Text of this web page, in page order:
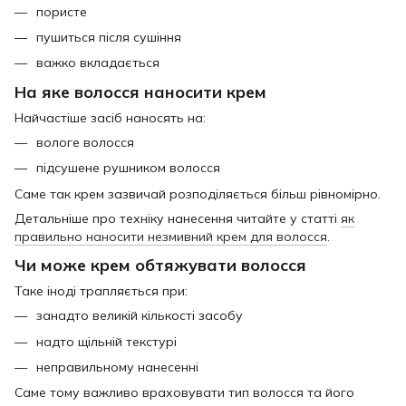
пористе
пушиться після сушіння
важко вкладається
На яке волосся наносити крем
Найчастіше засіб наносять на:
вологе волосся
підсушене рушником волосся
Саме так крем зазвичай розподіляється більш рівномірно.
Детальніше про техніку нанесення читайте у статті як
правильно наносити незмивний крем для волосся.
Чи може крем обтяжувати волосся
Таке іноді трапляється при:
занадто великій кількості засобу
надто щільній текстурі
неправильному нанесенні
Саме тому важливо враховувати тип волосся та його